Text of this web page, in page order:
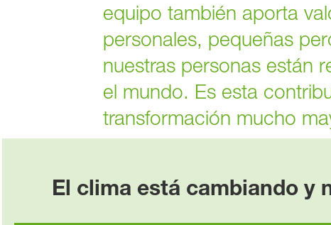
equipo también aporta
personales, pequeñas
nuestras personas están
el mundo. Es esta
transformación mucho
El clima está cambiando